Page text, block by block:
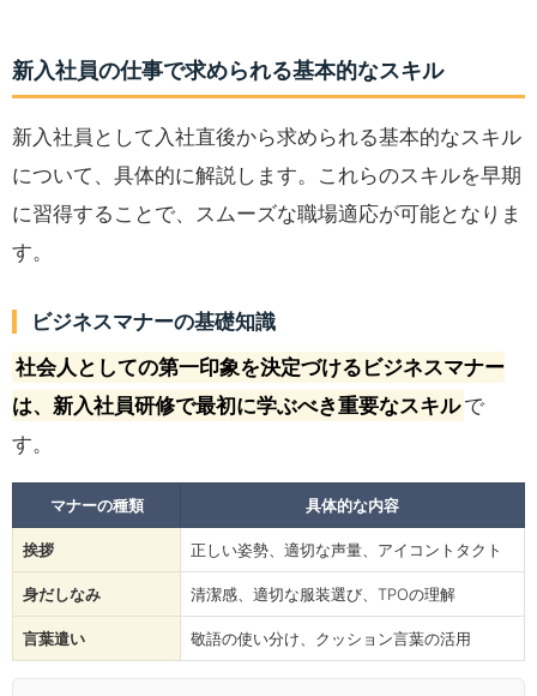
新入社員の仕事で求められる基本的なスキル
新入社員として入社直後から求められる基本的なスキル
について、具体的に解説します。これらのスキルを早期
に習得することで、スムーズな職場適応が可能となりま
す。
ビジネスマナーの基礎知識
社会人としての第一印象を決定づけるビジネスマナー
は、新入社員研修で最初に学ぶべき重要なスキル で
す。
マナーの種類 具体的な内容
挨拶 正しい姿勢、適切な声量、アイコントタクト
身だしなみ 清潔感、適切な服装選び、TPOの理解
言葉遣い 敬語の使い分け、クッション言葉の活用